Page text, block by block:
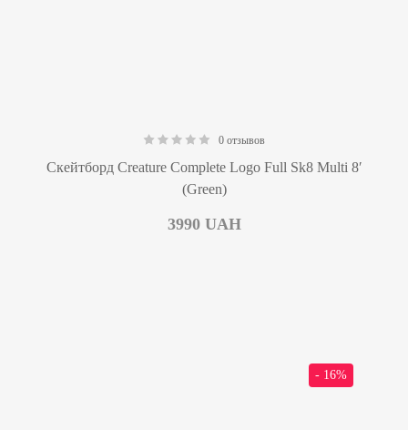
0 отзывов
Скейтборд Creature Complete Logo Full Sk8 Multi 8′
(Green)
3990 UAH
- 16%